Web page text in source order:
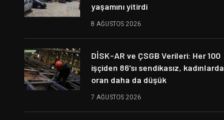
yaşamını yitirdi
8 AĞUSTOS 2026
DİSK-AR ve ÇSGB Verileri: Her 100
işçiden 86’sı sendikasız, kadınlarda
oran daha da düşük
7 AĞUSTOS 2026